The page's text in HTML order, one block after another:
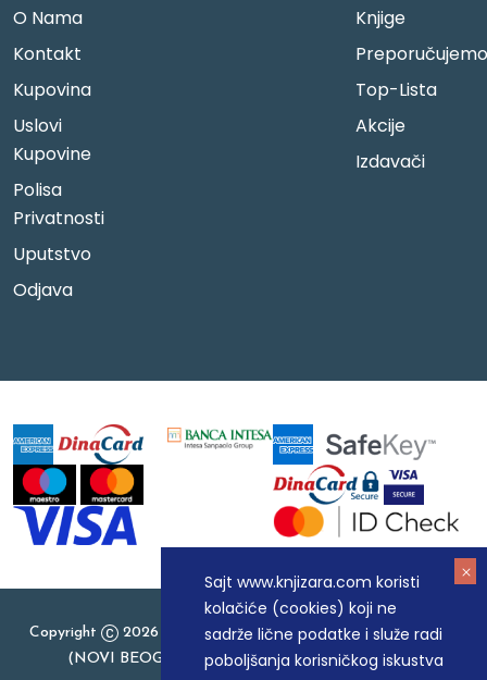
Sajt www.knjizara.com koristi
kolačiće (cookies) koji ne
sadrže lične podatke i služe radi
poboljšanja korisničkog iskustva
O Nama
Kontakt
Kupovina
Uslovi
Kupovine
Polisa
Privatnosti
Uputstvo
Odjava
Knjige
Preporučujemo
Top-Lista
Akcije
Izdavači
Copyright
2026 Knjizara.com - MAKART DOO BEOGRAD
(NOVI BEOGRAD), PIB: 105184104, MB: 20337524